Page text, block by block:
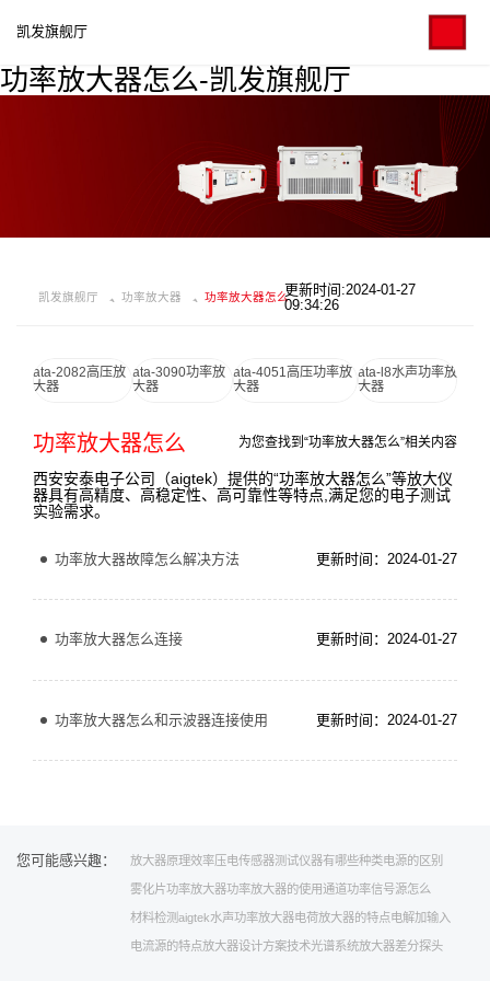
功率放大器怎么-凯发旗舰厅
凯发旗舰厅
凯发旗舰厅 功率放大器 功率放大器怎么更新时间:2024-01-27
09:34:26
ata-2082高压放
大器
ata-3090功率放
大器
ata-4051高压功率放
大器
ata-l8水声功率放
大器
功率放大器怎么 为您查找到“功率放大器怎么”相关内容
西安安泰电子公司（aigtek）提供的“功率放大器怎么”等放大仪
器具有高精度、高稳定性、高可靠性等特点,满足您的电子测试
实验需求。
功率放大器故障怎么解决方法 更新时间：2024-01-27
功率放大器怎么连接 更新时间：2024-01-27
功率放大器怎么和示波器连接使用 更新时间：2024-01-27
您可能感兴趣： 放大器原理效率 压电传感器测试仪器有哪些种类电源的区别
雾化片功率放大器功率放大器的使用通道功率信号源怎么
材料检测aigtek水声功率放大器电荷放大器的特点电解加输入
电流源的特点放大器设计方案技术光谱系统放大器差分探头